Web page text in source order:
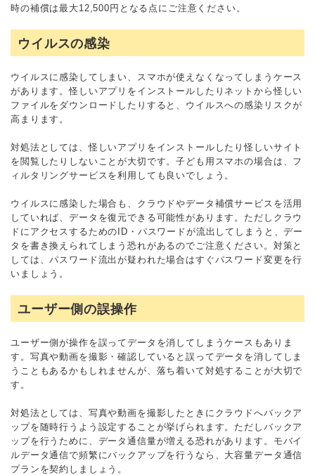
時の補償は最大12,500円となる点にご注意ください。
ウイルスの感染
ウイルスに感染してしまい、スマホが使えなくなってしまうケース
があります。怪しいアプリをインストールしたりネットから怪しい
ファイルをダウンロードしたりすると、ウイルスへの感染リスクが
高まります。
対処法としては、怪しいアプリをインストールしたり怪しいサイト
を閲覧したりしないことが大切です。子ども用スマホの場合は、フ
ィルタリングサービスを利用しても良いでしょう。
ウイルスに感染した場合も、クラウドやデータ補償サービスを活用
していれば、データを復元できる可能性があります。ただしクラウ
ドにアクセスするためのID・パスワードが流出してしまうと、デー
タを書き換えられてしまう恐れがあるのでご注意ください。対策と
しては、パスワード流出が疑われた場合はすぐパスワード変更を行
いましょう。
ユーザー側の誤操作
ユーザー側が操作を誤ってデータを消してしまうケースもありま
す。写真や動画を撮影・確認していると誤ってデータを消してしま
うこともあるかもしれませんが、落ち着いて対処することが大切で
す。
対処法としては、写真や動画を撮影したときにクラウドへバックア
ップを随時行うよう設定することが挙げられます。ただしバックア
ップを行うために、データ通信量が増える恐れがあります。モバイ
ルデータ通信で頻繁にバックアップを行うなら、大容量データ通信
プランを契約しましょう。